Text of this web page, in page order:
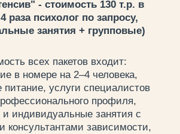
- стоимость 130 т.р. в
раза психолог по запросу,
занятия + групповые)
всех пакетов входит:
в номере на 2–4 человека,
питание, услуги специалистов
профиля,
и индивидуальные занятия с
консультантами зависимости,